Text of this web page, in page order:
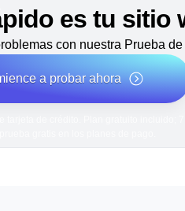
es tu sitio
con nuestra Prueba
a probar ahora